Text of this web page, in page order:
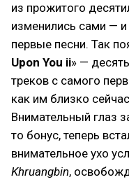
из прожитого
изменились сами — и
первые песни. Так
Upon You ii» —
треков с самого
как им близко
Внимательный глаз
то бонус, теперь
внимательное ухо
Khruangbin,